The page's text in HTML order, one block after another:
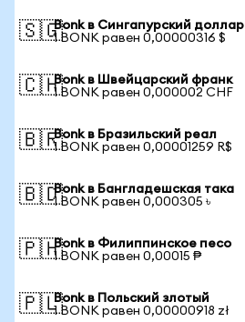
🇸🇬Bonk в Сингапурский доллар
1 BONK равен 0,00000316 $
🇨🇭Bonk в Швейцарский франк
1 BONK равен 0,000002 CHF
🇧🇷Bonk в Бразильский реал
1 BONK равен 0,00001259 R$
🇧🇩Bonk в Бангладешская така
1 BONK равен 0,000305 ৳
🇵🇭Bonk в Филиппинское песо
1 BONK равен 0,00015 ₱
🇵🇱Bonk в Польский злотый
1 BONK равен 0,00000918 zł